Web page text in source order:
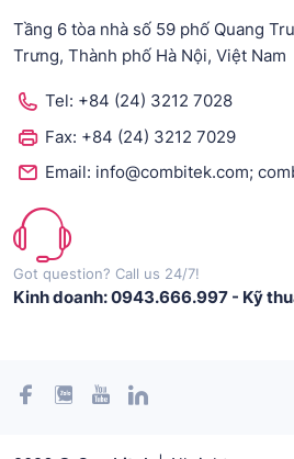
Tầng 6 tòa nhà số 59 phố Quang
Trưng, Thành phố Hà Nội, Việt Nam
Tel: +84 (24) 3212 7028
Fax: +84 (24) 3212 7029
Email: info@combitek.com;
Got question? Call us 24/7!
Kinh doanh: 0943.666.997 - Kỹ